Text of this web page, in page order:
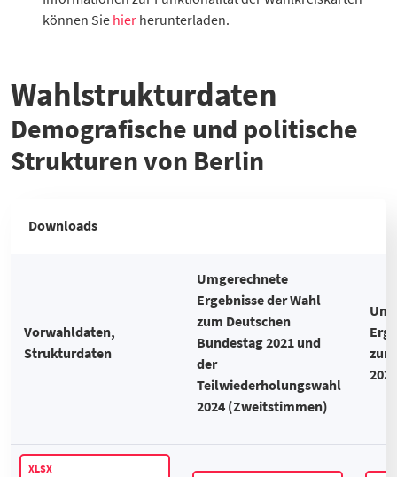
können Sie hier herunterladen.
Wahlstrukturdaten
Demografische und politische
Strukturen von Berlin
Downloads
Vorwahldaten,
Strukturdaten
Umgerechnete
Ergebnisse der Wahl
zum Deutschen
Bundestag 2021 und
der
Teilwiederholungswahl
2024 (Zweitstimmen)
XLSX